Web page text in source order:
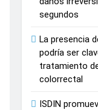
segundos
La presencia
podría ser
tratamiento
colorrectal
ISDIN